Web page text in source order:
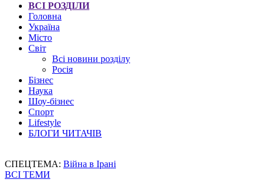
ВСІ РОЗДІЛИ
Головна
Україна
Місто
Світ
Всі новини розділу
Росія
Бізнес
Наука
Шоу-бізнес
Спорт
Lifestyle
БЛОГИ ЧИТАЧІВ
СПЕЦТЕМА: Війна в Ірані
ВСІ ТЕМИ